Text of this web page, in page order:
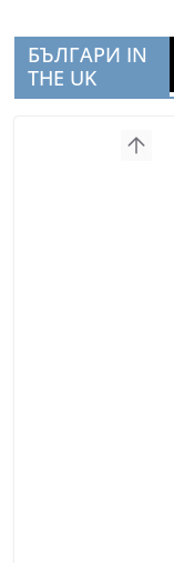
БЪЛГАРИ IN
THE UK